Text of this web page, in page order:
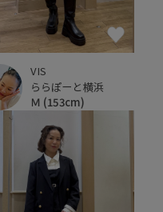
VIS
ららぽーと横浜
Ｍ (153cm)